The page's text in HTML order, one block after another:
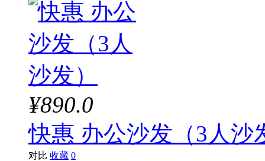
¥890.0
快惠 办公沙发（3人沙
对比 收藏 0